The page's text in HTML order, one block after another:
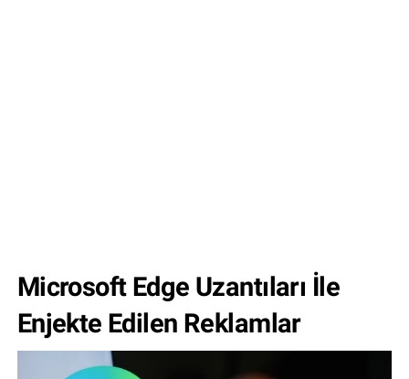
Microsoft Edge Uzantıları İle
Enjekte Edilen Reklamlar